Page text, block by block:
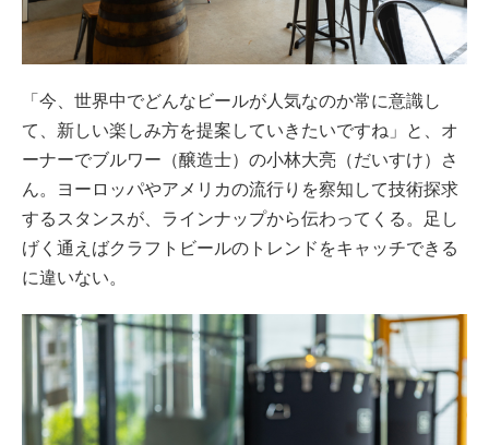
「今、世界中でどんなビールが人気なのか常に意識し
て、新しい楽しみ方を提案していきたいですね」と、オ
ーナーでブルワー（醸造士）の小林大亮（だいすけ）さ
ん。ヨーロッパやアメリカの流行りを察知して技術探求
するスタンスが、ラインナップから伝わってくる。足し
げく通えばクラフトビールのトレンドをキャッチできる
に違いない。